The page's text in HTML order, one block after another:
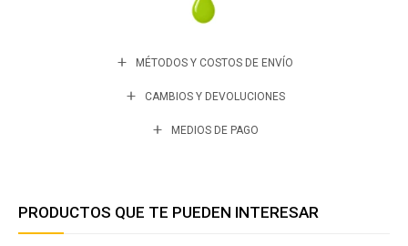
MÉTODOS Y COSTOS DE ENVÍO
CAMBIOS Y DEVOLUCIONES
MEDIOS DE PAGO
PRODUCTOS QUE TE PUEDEN INTERESAR